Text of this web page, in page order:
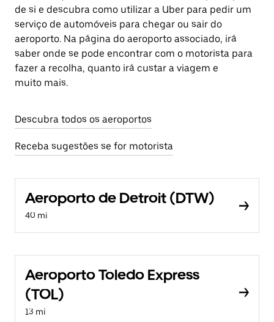
de si e descubra como utilizar a Uber para pedir um
serviço de automóveis para chegar ou sair do
aeroporto. Na página do aeroporto associado, irá
saber onde se pode encontrar com o motorista para
fazer a recolha, quanto irá custar a viagem e
muito mais.
Descubra todos os aeroportos
Receba sugestões se for motorista
Aeroporto de Detroit (DTW)
40 mi
Aeroporto Toledo Express
(TOL)
13 mi